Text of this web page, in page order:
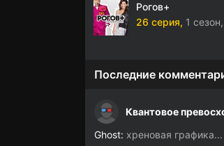
Рогов+
26 серия, 1 сезон,
Последние
Квантовое
Ghost: хреновая графика...